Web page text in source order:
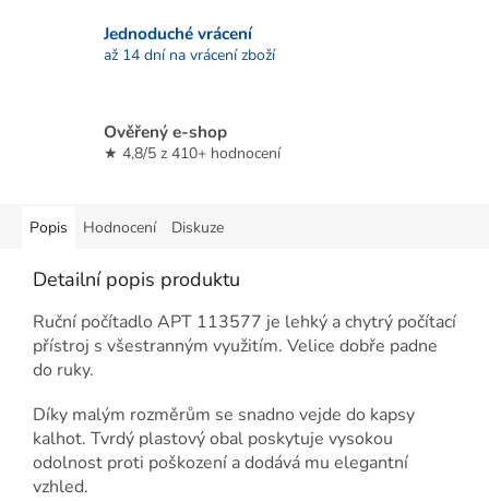
Jednoduché vrácení
až 14 dní na vrácení zboží
Ověřený e-shop
★ 4,8/5 z 410+ hodnocení
Popis Hodnocení Diskuze
Detailní popis produktu
Ruční počítadlo APT 113577 je lehký a chytrý počítací
přístroj s všestranným využitím. Velice dobře padne
do ruky.
Díky malým rozměrům se snadno vejde do kapsy
kalhot. Tvrdý plastový obal poskytuje vysokou
odolnost proti poškození a dodává mu elegantní
vzhled.